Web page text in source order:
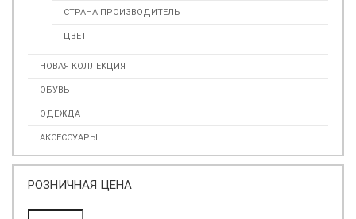
СТРАНА ПРОИЗВОДИТЕЛЬ
ЦВЕТ
НОВАЯ КОЛЛЕКЦИЯ
ОБУВЬ
ОДЕЖДА
АКСЕССУАРЫ
РОЗНИЧНАЯ ЦЕНА